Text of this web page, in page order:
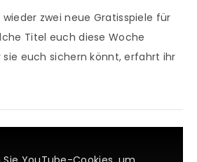
zwei neue Gratisspiele für
Titel euch diese Woche
euch sichern könnt, erfahrt ihr